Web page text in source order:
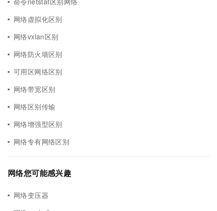
网络虚拟化区别
网络vxlan区别
网络防火墙区别
可用区网络区别
网络带宽区别
网络区别传输
网络增强型区别
网络专有网络区别
网络您可能感兴趣
网络变压器